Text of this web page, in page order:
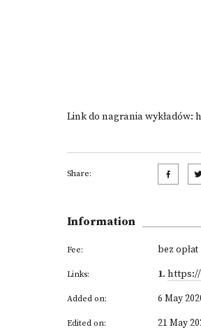
Link do nagrania wykładów:
Share:
Information
Fee: bez opłat
Links: 1. https://
Added on: 6 May
Edited on: 21 May